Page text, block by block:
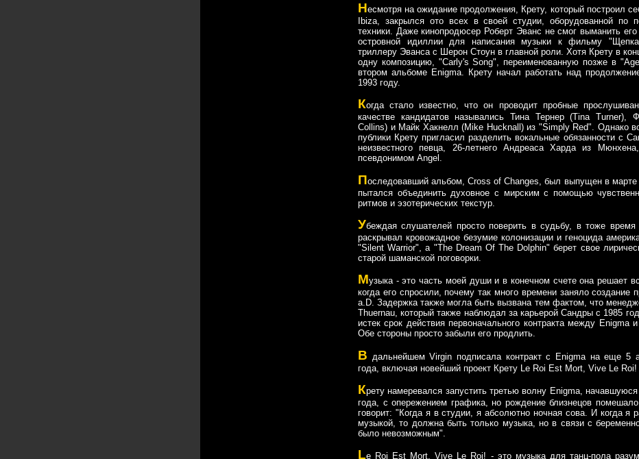
Несмотря на ожидание продолжения, Крету, который построил
Ibiza, закрылся ото всех в своей студии, оборудованной по
техники. Даже кинопродюсер Роберт Эванс не смог выманить его
островной идиллии для написания музыки к фильму
триллеру Эванса с Шерон Стоун в главной роли. Хотя Крету в
одну композицию, "Carly's Song", переименованную позже в
втором альбоме Enigma. Крету начал работать над
1993 году.
Когда стало известно, что он проводит пробные
качестве кандидатов назывались Тина Тернер (Tina Turner),
Collins) и Майк Хакнелл (Mike Hucknall) из "Simply Red". Однако
публики Крету пригласил разделить вокальные обязанности с
неизвестного певца, 26-летнего Андреаса Харда из
псевдонимом Angel.
Последовавший альбом, Cross of Changes, был выпущен в марте
пытался объединить духовное с мирским с помощью
ритмов и эзотерических текстур.
Убеждая слушателей просто поверить в судьбу, в тоже
раскрывал кровожадное безумие колонизации и геноцида
"Silent Warrior", а "The Dream Of The Dolphin" берет свое
старой шаманской поговорки.
Музыка - это часть моей души и в конечном счете она решает
когда его спросили, почему так много времени заняло создание
a.D. Задержка также могла быть вызвана тем фактом, что
Thuernau, который также наблюдал за карьерой Сандры с 1985
истек срок действия первоначального контракта между Enigma
Обе стороны просто забыли его продлить.
В дальнейшем Virgin подписала контракт с Enigma на еще 5
года, включая новейший проект Крету Le Roi Est Mort, Vive Le Roi!
Крету намеревался запустить третью волну Enigma,
года, с опережением графика, но рождение близнецов
говорит: "Когда я в студии, я абсолютно ночная сова. И когда я
музыкой, то должна быть только музыка, но в связи с
было невозможным".
Le Roi Est Mort, Vive Le Roi! - это музыка для танц-пола